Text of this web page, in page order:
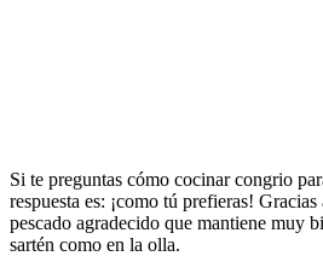
Si te preguntas cómo cocinar congrio
respuesta es: ¡como tú prefieras!
pescado agradecido que mantiene muy
sartén como en la olla.